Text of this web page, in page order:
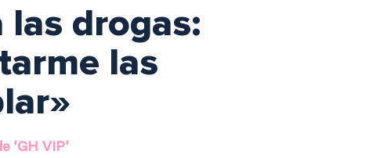
drogas:
las
‘GH VIP’